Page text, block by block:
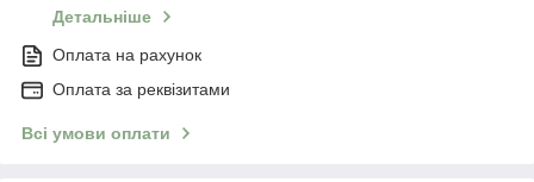
Детальніше
Оплата на рахунок
Оплата за реквізитами
Всі умови оплати